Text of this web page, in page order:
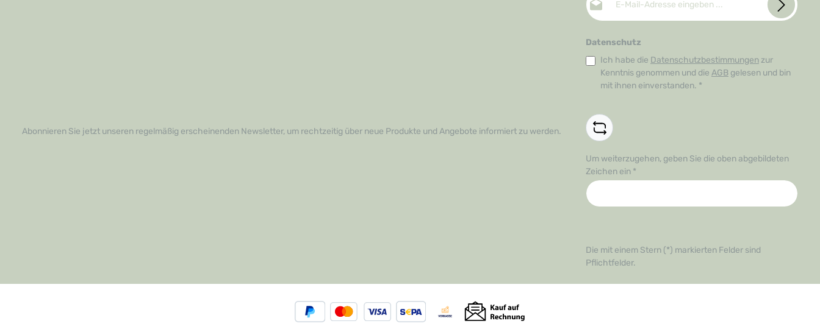
Abonnieren Sie jetzt unseren regelmäßig erscheinenden Newsletter, um rechtzeitig über neue Produkte und Angebote informiert zu werden.
Datenschutz
Ich habe die Datenschutzbestimmungen zur
Kenntnis genommen und die AGB gelesen und bin
mit ihnen einverstanden. *
Um weiterzugehen, geben Sie die oben abgebildeten
Zeichen ein *
Die mit einem Stern (*) markierten Felder sind
Pflichtfelder.